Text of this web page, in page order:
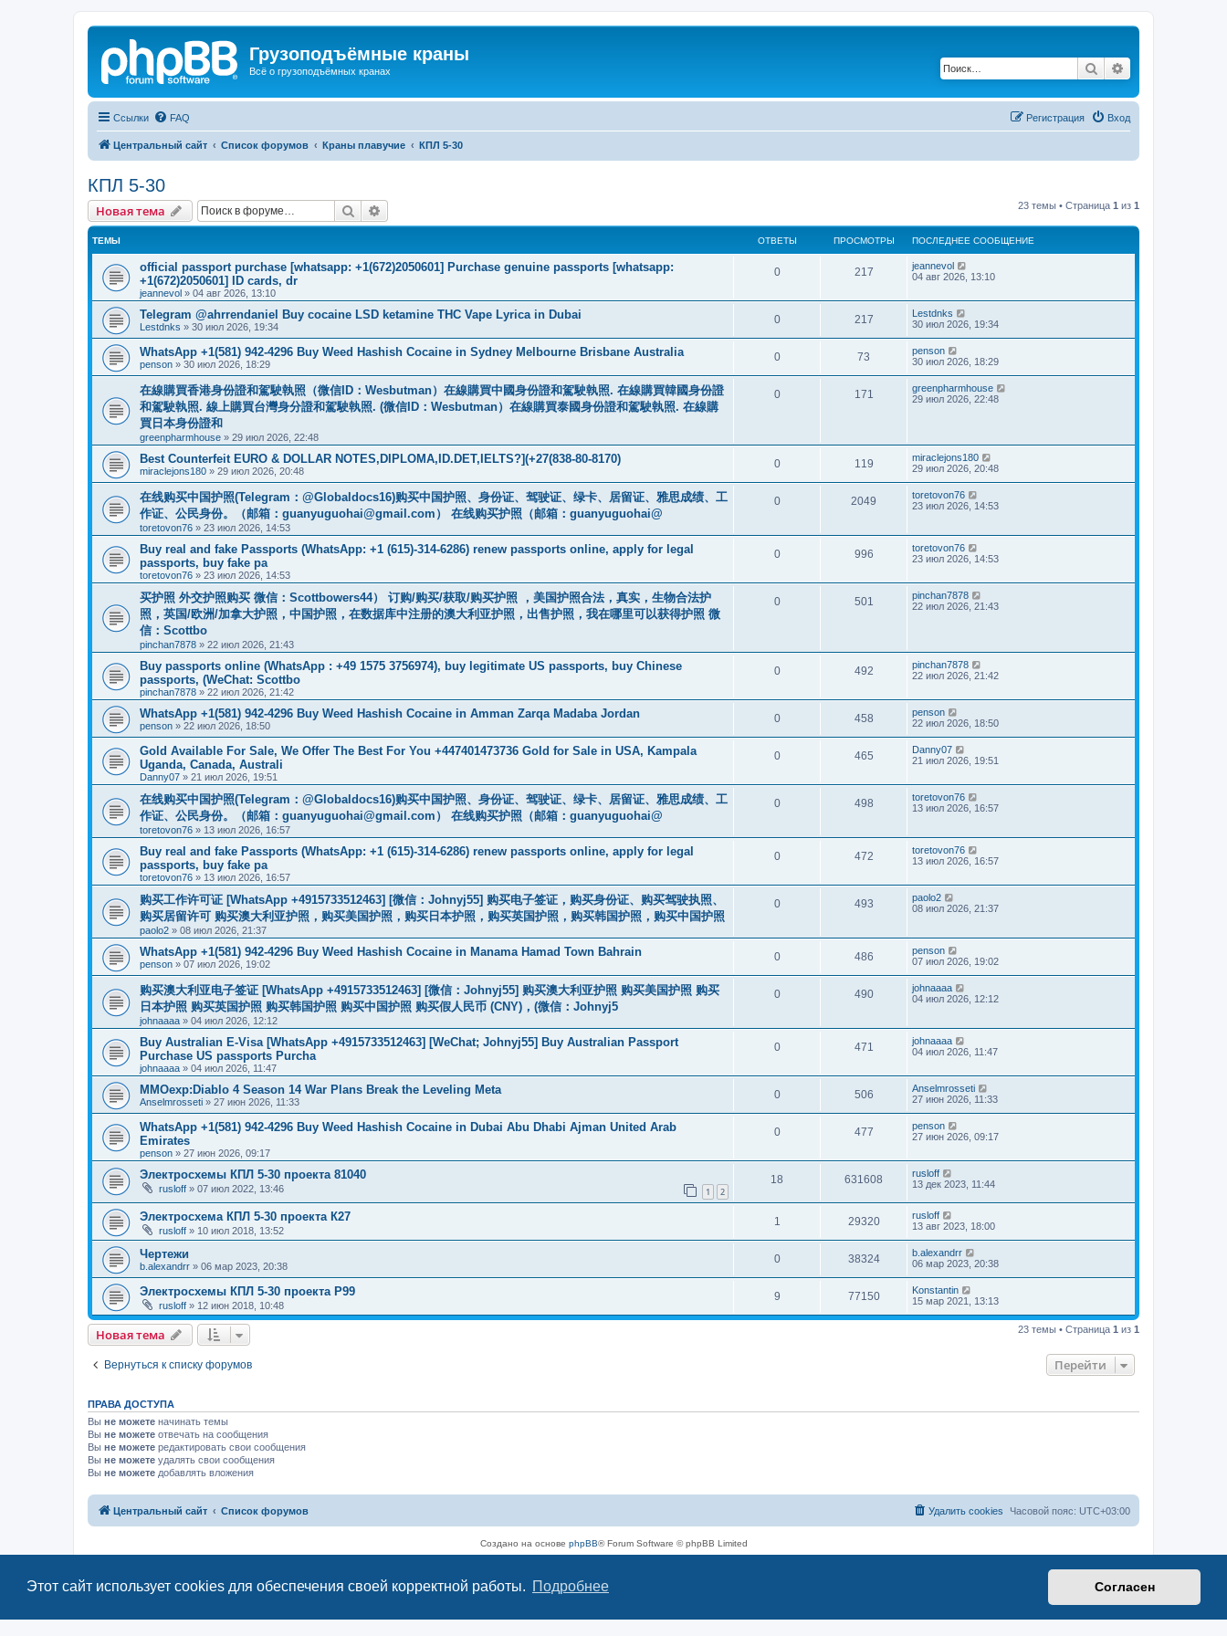
Этот сайт использует cookies для обеспечения своей корректной работы. Подробнее Согласен
Грузоподъёмные краны
Всё о грузоподъёмных кранах Поиск
Ссылки FAQ Вход
Регистрация
Центральный сайт Список форумов Краны плавучие КПЛ 5-30
КПЛ 5-30
Новая тема Поиск 23 темы • Страница 1 из 1
ТЕМЫ ОТВЕТЫ ПРОСМОТРЫ ПОСЛЕДНЕЕ СООБЩЕНИЕ
official passport purchase [whatsapp: +1(672)2050601] Purchase genuine passports [whatsapp:
+1(672)2050601] ID cards, dr
jeannevol » 04 авг 2026, 13:10
0 217
jeannevol
04 авг 2026, 13:10
Telegram @ahrrendaniel Buy cocaine LSD ketamine THC Vape Lyrica in Dubai
Lestdnks » 30 июл 2026, 19:34
0 217
Lestdnks
30 июл 2026, 19:34
WhatsApp +1(581) 942-4296 Buy Weed Hashish Cocaine in Sydney Melbourne Brisbane Australia
penson » 30 июл 2026, 18:29
0 73
penson
30 июл 2026, 18:29
在線購買香港身份證和駕駛執照（微信ID：Wesbutman）在線購買中國身份證和駕駛執照. 在線購買韓國身份證
和駕駛執照. 線上購買台灣身分證和駕駛執照. (微信ID：Wesbutman）在線購買泰國身份證和駕駛執照. 在線購
買日本身份證和
greenpharmhouse » 29 июл 2026, 22:48
0 171
greenpharmhouse
29 июл 2026, 22:48
Best Counterfeit EURO & DOLLAR NOTES,DIPLOMA,ID.DET,IELTS?](+27(838-80-8170)
miraclejons180 » 29 июл 2026, 20:48
0 119
miraclejons180
29 июл 2026, 20:48
在线购买中国护照(Telegram：@Globaldocs16)购买中国护照、身份证、驾驶证、绿卡、居留证、雅思成绩、工
作证、公民身份。（邮箱： guanyuguohai@gmail.com ） 在线购买护照（邮箱：guanyuguohai@
toretovon76 » 23 июл 2026, 14:53
0 2049
toretovon76
23 июл 2026, 14:53
Buy real and fake Passports (WhatsApp: +1 (615)-314-6286) renew passports online, apply for legal
passports, buy fake pa
toretovon76 » 23 июл 2026, 14:53
0 996
toretovon76
23 июл 2026, 14:53
买护照 外交护照购买 微信：Scottbowers44） 订购/购买/获取/购买护照 ，美国护照合法，真实，生物合法护
照，英国/欧洲/加拿大护照，中国护照，在数据库中注册的澳大利亚护照，出售护照，我在哪里可以获得护照 微
信：Scottbo
pinchan7878 » 22 июл 2026, 21:43
0 501
pinchan7878
22 июл 2026, 21:43
Buy passports online (WhatsApp : +49 1575 3756974), buy legitimate US passports, buy Chinese
passports, (WeChat: Scottbo
pinchan7878 » 22 июл 2026, 21:42
0 492
pinchan7878
22 июл 2026, 21:42
WhatsApp +1(581) 942-4296 Buy Weed Hashish Cocaine in Amman Zarqa Madaba Jordan
penson » 22 июл 2026, 18:50
0 458
penson
22 июл 2026, 18:50
Gold Available For Sale, We Offer The Best For You +447401473736 Gold for Sale in USA, Kampala
Uganda, Canada, Australi
Danny07 » 21 июл 2026, 19:51
0 465
Danny07
21 июл 2026, 19:51
在线购买中国护照(Telegram：@Globaldocs16)购买中国护照、身份证、驾驶证、绿卡、居留证、雅思成绩、工
作证、公民身份。（邮箱： guanyuguohai@gmail.com ） 在线购买护照（邮箱：guanyuguohai@
toretovon76 » 13 июл 2026, 16:57
0 498
toretovon76
13 июл 2026, 16:57
Buy real and fake Passports (WhatsApp: +1 (615)-314-6286) renew passports online, apply for legal
passports, buy fake pa
toretovon76 » 13 июл 2026, 16:57
0 472
toretovon76
13 июл 2026, 16:57
购买工作许可证 [WhatsApp +4915733512463] [微信：Johnyj55] 购买电子签证，购买身份证、购买驾驶执照、
购买居留许可 购买澳大利亚护照，购买美国护照，购买日本护照，购买英国护照，购买韩国护照，购买中国护照
paolo2 » 08 июл 2026, 21:37
0 493
paolo2
08 июл 2026, 21:37
WhatsApp +1(581) 942-4296 Buy Weed Hashish Cocaine in Manama Hamad Town Bahrain
penson » 07 июл 2026, 19:02
0 486
penson
07 июл 2026, 19:02
购买澳大利亚电子签证 [WhatsApp +4915733512463] [微信：Johnyj55] 购买澳大利亚护照 购买美国护照 购买
日本护照 购买英国护照 购买韩国护照 购买中国护照 购买假人民币 (CNY)，(微信：Johnyj5
johnaaaa » 04 июл 2026, 12:12
0 490
johnaaaa
04 июл 2026, 12:12
Buy Australian E-Visa [WhatsApp +4915733512463] [WeChat; Johnyj55] Buy Australian Passport
Purchase US passports Purcha
johnaaaa » 04 июл 2026, 11:47
0 471
johnaaaa
04 июл 2026, 11:47
MMOexp:Diablo 4 Season 14 War Plans Break the Leveling Meta
Anselmrosseti » 27 июн 2026, 11:33
0 506
Anselmrosseti
27 июн 2026, 11:33
WhatsApp +1(581) 942-4296 Buy Weed Hashish Cocaine in Dubai Abu Dhabi Ajman United Arab
Emirates
penson » 27 июн 2026, 09:17
0 477
penson
27 июн 2026, 09:17
Электросхемы КПЛ 5-30 проекта 81040
rusloff » 07 июл 2022, 13:46 1 2
18 631608
rusloff
13 дек 2023, 11:44
Электросхема КПЛ 5-30 проекта К27
rusloff » 10 июл 2018, 13:52
1 29320
rusloff
13 авг 2023, 18:00
Чертежи
b.alexandrr » 06 мар 2023, 20:38
0 38324
b.alexandrr
06 мар 2023, 20:38
Электросхемы КПЛ 5-30 проекта Р99
rusloff » 12 июн 2018, 10:48
9 77150
Konstantin
15 мар 2021, 13:13
Новая тема 23 темы • Страница 1 из 1
Вернуться к списку форумов Перейти
ПРАВА ДОСТУПА
Вы не можете начинать темы
Вы не можете отвечать на сообщения
Вы не можете редактировать свои сообщения
Вы не можете удалять свои сообщения
Вы не можете добавлять вложения
Центральный сайт Список форумов Часовой пояс: UTC+03:00
Удалить cookies
Создано на основе phpBB® Forum Software © phpBB Limited